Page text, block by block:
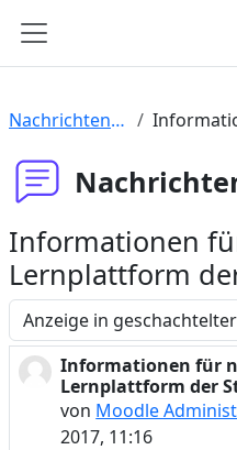
Website-Übersicht
Nachrichten der Website
Informationen
Lernplattform
Anzeigemodus
Informationen für
Lernplattform der
von Moodle
2017, 11:16
Anzahl Antworten: 0